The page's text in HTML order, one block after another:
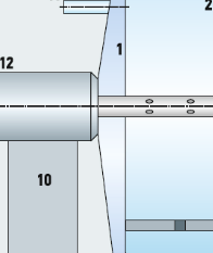
градостроительному
в мэрию города.
запретили
на монтаж сплит-
архитектурной
разбирательства.
кондиционеров на
требует
управлением. А